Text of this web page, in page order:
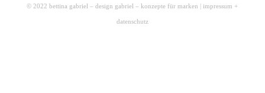
© 2022 bettina gabriel – design gabriel – konzepte für marken | impressum +
datenschutz